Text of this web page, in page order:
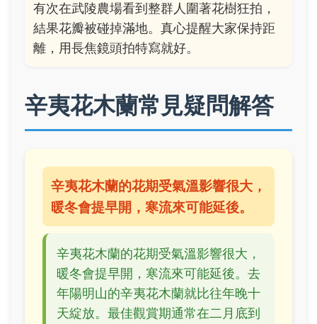
有次在武陵農場看到整群人圍著花樹狂拍，
結果花瓣被碰掉滿地。真心提醒大家保持距
離，用長焦鏡頭拍特寫就好。
辛夷花木蘭常見疑問解答
辛夷花木蘭的花期受氣溫影響很大，
暖冬會提早開，寒流來可能延後。
辛夷花木蘭的花期受氣溫影響很大，
暖冬會提早開，寒流來可能延後。去
年陽明山的辛夷花木蘭就比往年晚十
天綻放。最佳觀賞期通常在二月底到